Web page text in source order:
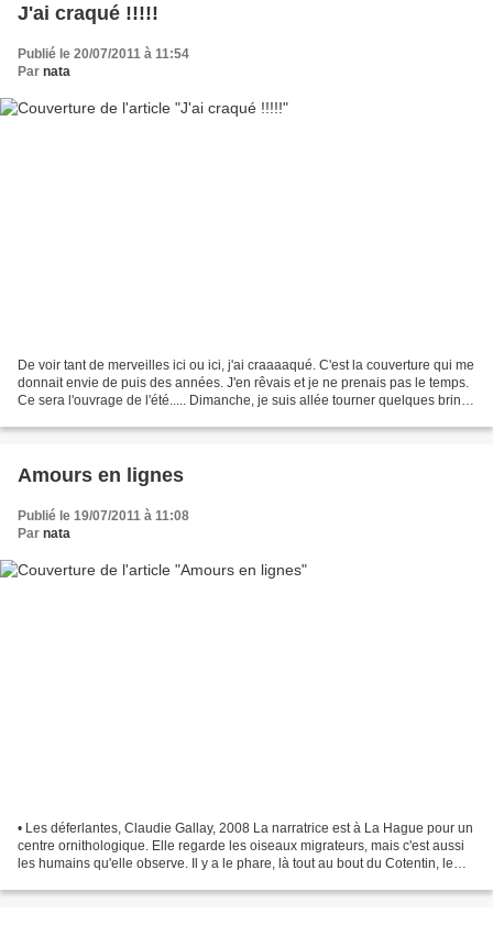
J'ai craqué !!!!!
Publié le 20/07/2011 à 11:54
Par nata
De voir tant de merveilles ici ou ici, j'ai craaaaqué. C'est la couverture qui me
donnait envie de puis des années. J'en rêvais et je ne prenais pas le temps.
Ce sera l'ouvrage de l'été..... Dimanche, je suis allée tourner quelques brins
Amours en lignes
Publié le 19/07/2011 à 11:08
Par nata
• Les déferlantes, Claudie Gallay, 2008 La narratrice est à La Hague pour un
centre ornithologique. Elle regarde les oiseaux migrateurs, mais c'est aussi
les humains qu'elle observe. Il y a le phare, là tout au bout du Cotentin, le